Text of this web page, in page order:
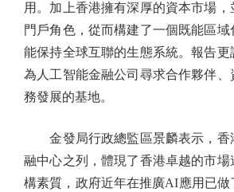
用。加上香港擁有深厚的資本市場
門戶角色，從而構建了一個既能區域
能保持全球互聯的生態系統。報告
為人工智能金融公司尋求合作夥伴、
務發展的基地。
金發局行政總監區景麟表示，香
融中心之列，體現了香港卓越的市
構素質，政府近年在推廣AI應用已做